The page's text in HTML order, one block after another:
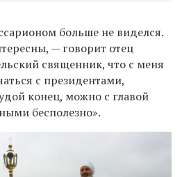
больше не виделся.
— говорит отец
священник, что с меня
с президентами,
конец, можно с главой
бесполезно».